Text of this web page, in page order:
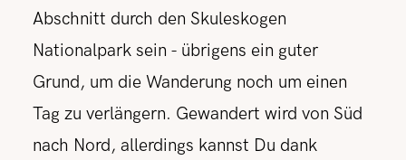
Abschnitt durch den Skuleskogen
Nationalpark sein - übrigens ein guter
Grund, um die Wanderung noch um einen
Tag zu verlängern. Gewandert wird von Süd
nach Nord, allerdings kannst Du dank